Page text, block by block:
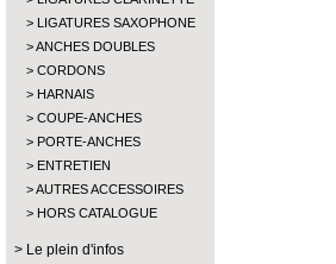
LIGATURES SAXOPHONE
ANCHES DOUBLES
CORDONS
HARNAIS
COUPE-ANCHES
PORTE-ANCHES
ENTRETIEN
AUTRES ACCESSOIRES
HORS CATALOGUE
Le plein d'infos